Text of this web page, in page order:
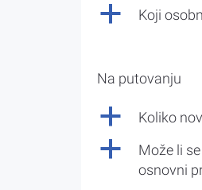
a Koji
Na putovanju
a Koliko
a
Može li
osnovni